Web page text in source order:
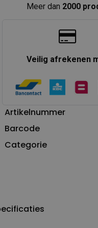
Meer dan 2000
Veilig afrekenen
Artikelnummer
Barcode
Categorie